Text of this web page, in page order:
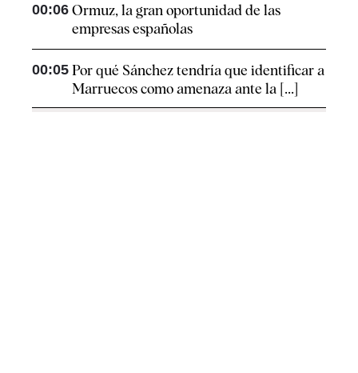
00:06 Ormuz, la gran oportunidad de las
empresas españolas
00:05 Por qué Sánchez tendría que identificar a
Marruecos como amenaza ante la [...]